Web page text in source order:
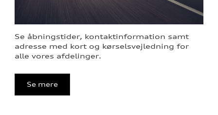
Se åbningstider, kontaktinformation samt
adresse med kort og kørselsvejledning for
alle vores afdelinger.
Se mere